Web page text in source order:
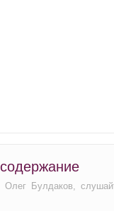
Булдаков,